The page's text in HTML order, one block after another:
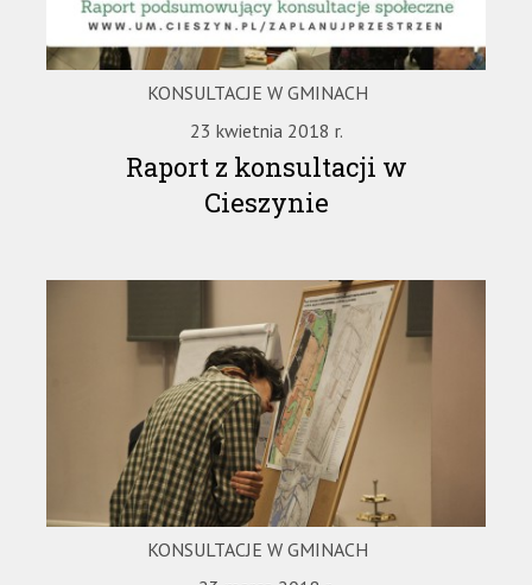
KONSULTACJE W GMINACH
23 kwietnia 2018 r.
Raport z konsultacji w
Cieszynie
KONSULTACJE W GMINACH